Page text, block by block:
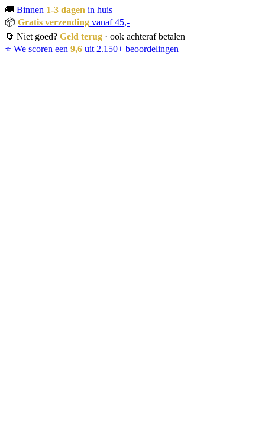
🚚 Binnen 1-3 dagen in huis
📦 Gratis verzending vanaf 45,-
🔄 Niet goed? Geld terug · ook achteraf betalen
⭐ We scoren een 9,6 uit 2.150+ beoordelingen